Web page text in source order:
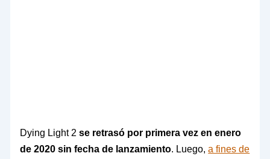
Dying Light 2 se retrasó por primera vez en enero
de 2020 sin fecha de lanzamiento. Luego,a fines de